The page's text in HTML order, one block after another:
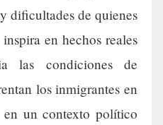
dificultades de quienes
en hechos reales
las condiciones de
los inmigrantes en
en un contexto político